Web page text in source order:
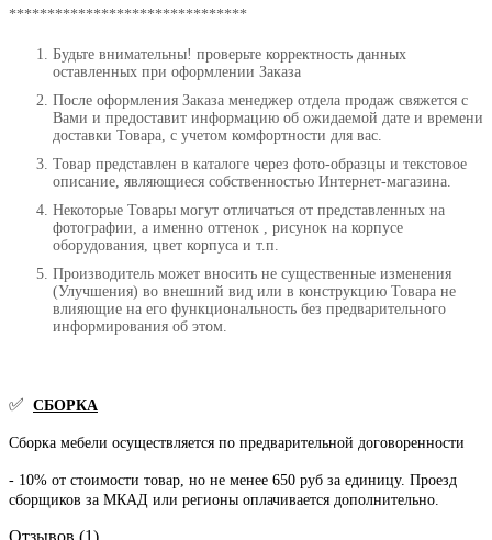
*******************************
Будьте внимательны! проверьте корректность данных
оставленных при оформлении Заказа
После оформления Заказа менеджер отдела продаж свяжется с
Вами и предоставит информацию об ожидаемой дате и времени
доставки Товара, с учетом комфортности для вас.
Товар представлен в каталоге через фото-образцы и текстовое
описание, являющиеся собственностью Интернет-магазина.
Некоторые Товары могут отличаться от представленных на
фотографии, а именно оттенок , рисунок на корпусе
оборудования, цвет корпуса и т.п.
Производитель может вносить не существенные изменения
(Улучшения) во внешний вид или в конструкцию Товара не
влияющие на его функциональность без предварительного
информирования об этом.
✅ СБОРКА
Сборка мебели осуществляется по предварительной договоренности
- 10% от стоимости товар, но не менее 650 руб за единицу. Проезд
сборщиков за МКАД или регионы оплачивается дополнительно.
Отзывов (1)